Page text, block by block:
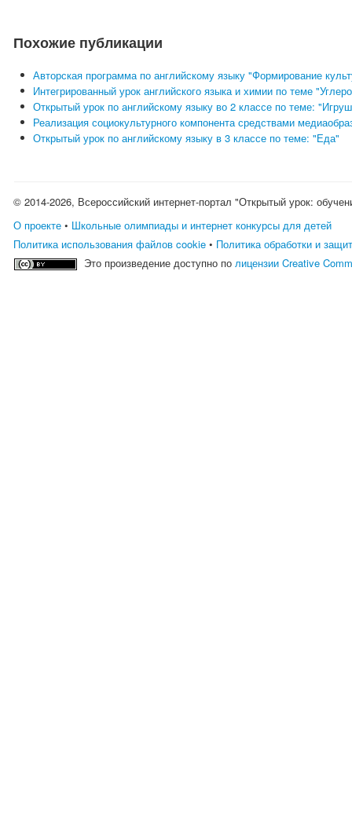
Похожие публикации
Авторская программа по английскому языку "Формирование
Интегрированный урок английского языка и химии по теме
Открытый урок по английскому языку во 2 классе по теме:
Реализация социокультурного компонента средствами
Открытый урок по английскому языку в 3 классе по теме: "Еда"
© 2014-2026, Всероссийский интернет-портал "Открытый урок:
О проекте • Школьные олимпиады и интернет конкурсы для детей
Политика использования файлов cookie • Политика обработки и
Это произведение доступно полицензии Creative